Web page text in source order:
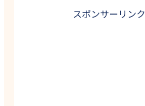
スポンサーリンク